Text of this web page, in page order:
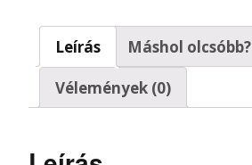
Leírás
Máshol olcsóbb?
Vélemények (0)